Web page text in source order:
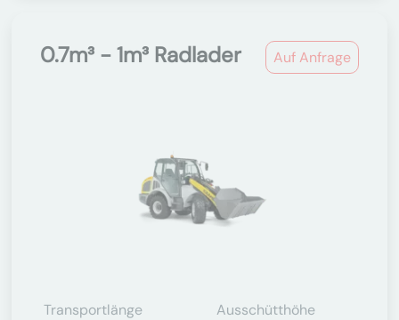
Auf Anfrage
0.7m³ - 1m³ Radlader
Transportlänge
Ausschütthöhe